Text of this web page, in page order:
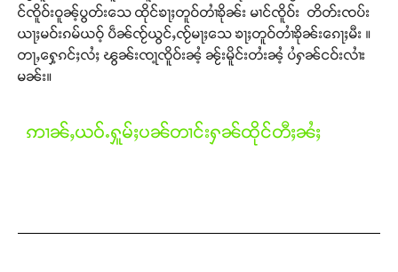
Support SHAN
တႃႇႁႂ်ႈသဵင်ၵၢင်ၸႂ်ၵူၼ်းမိူင်း ၵူႈတီႈၵူႈလႅၼ်ပေႃးတေၸွ
င်ၸိူဝ်းဝူၼ့်ပွတ်းသေ ထိုင်ၶႃႈတူဝ်တၢႆၶိုၼ်း မၢင်ၸိူဝ်း တိတ်းၸပ်း
ယႃႈမဝ်းၵမ်ယဝ့် ပဵၼ်ၸႂ်ယွင်ႇၸႂ်မႃႈသေ ၶႃႈတူဝ်တၢႆၶိုၼ်းၵေႃႈမီး ။
တႃႇႁေ့ၵင်ႈလႆႈ ၽွၼ်းၸႃ့ၸိူဝ်းၼႆ့ ၼႂ်းမိူင်းတႆးၼႆ့ ပႆႁၼ်ငဝ်းလၢႆး
မၼ်း။
ဢၢၼ်ႇယဝ်ႉႁူမ်ႈပၼ်တၢင်းႁၼ်ထိုင်တီႈၼႆႈ